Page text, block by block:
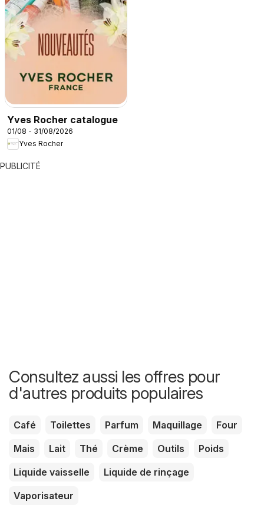
Yves Rocher catalogue
01/08 - 31/08/2026
Yves Rocher
PUBLICITÉ
Consultez aussi les offres pour
d'autres produits populaires
Café Toilettes Parfum Maquillage
Four
Mais
Lait Thé Crème Outils
Poids
Liquide vaisselle
Liquide de rinçage
Vaporisateur